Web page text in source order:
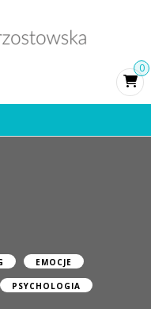
–
i
rozwój osobisty,
0
EMOCJE
PSYCHOLOGIA